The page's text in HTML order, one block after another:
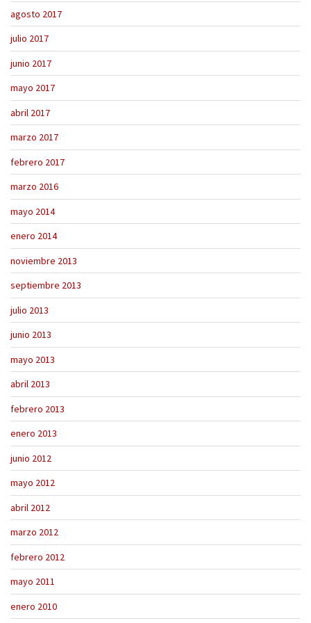
agosto 2017
julio 2017
junio 2017
mayo 2017
abril 2017
marzo 2017
febrero 2017
marzo 2016
mayo 2014
enero 2014
noviembre 2013
septiembre 2013
julio 2013
junio 2013
mayo 2013
abril 2013
febrero 2013
enero 2013
junio 2012
mayo 2012
abril 2012
marzo 2012
febrero 2012
mayo 2011
enero 2010